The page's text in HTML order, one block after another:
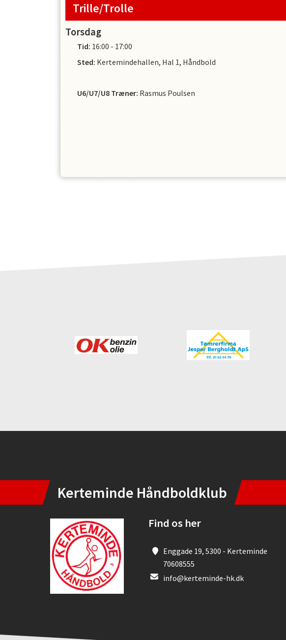
Trille/Trolle
Torsdag
Tid: 16:00 - 17:00
Sted: Kertemindehallen, Hal 1, Håndbold
U6/U7/U8 Træner: Rasmus Poulsen
Kerteminde Håndboldklub
Find os her
Enggade 19, 5300 - Kerteminde
70608555
info@kerteminde-hk.dk